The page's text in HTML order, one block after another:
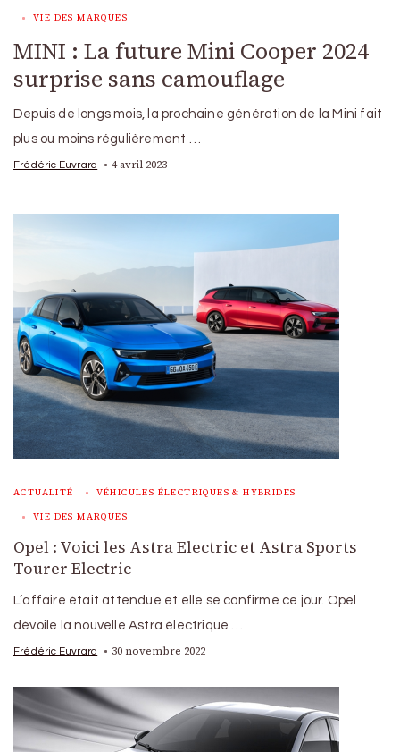
VIE DES MARQUES
MINI : La future Mini Cooper 2024
surprise sans camouflage
Depuis de longs mois, la prochaine génération de la Mini fait
plus ou moins régulièrement …
Frédéric Euvrard 4 avril 2023
ACTUALITÉ VÉHICULES ÉLECTRIQUES & HYBRIDES
VIE DES MARQUES
Opel : Voici les Astra Electric et Astra Sports
Tourer Electric
L’affaire était attendue et elle se confirme ce jour. Opel
dévoile la nouvelle Astra électrique …
Frédéric Euvrard 30 novembre 2022